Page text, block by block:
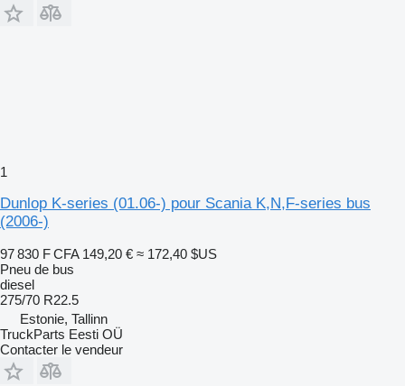
1
Dunlop K-series (01.06-) pour Scania K,N,F-series bus
(2006-)
97 830 F CFA 149,20 € ≈ 172,40 $US
Pneu de bus
diesel
275/70 R22.5
Estonie, Tallinn
TruckParts Eesti OÜ
Contacter le vendeur